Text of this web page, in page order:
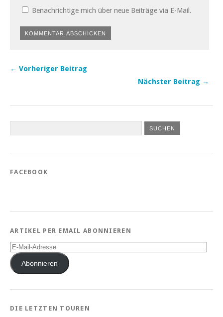
Benachrichtige mich über neue Beiträge via E-Mail.
← Vorheriger Beitrag
Nächster Beitrag →
FACEBOOK
ARTIKEL PER EMAIL ABONNIEREN
E-
Mail-
AdresseAbonnieren
DIE LETZTEN TOUREN